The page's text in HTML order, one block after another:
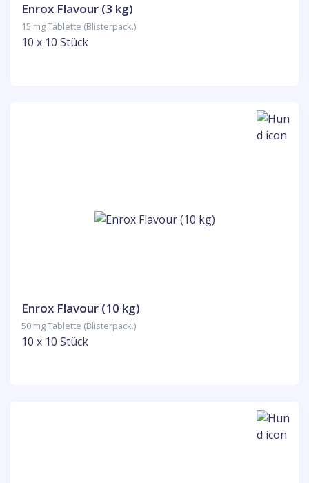
Enrox Flavour (3 kg)
15 mg Tablette (Blisterpack.)
10 x 10 Stück
Enrox Flavour (10 kg)
50 mg Tablette (Blisterpack.)
10 x 10 Stück